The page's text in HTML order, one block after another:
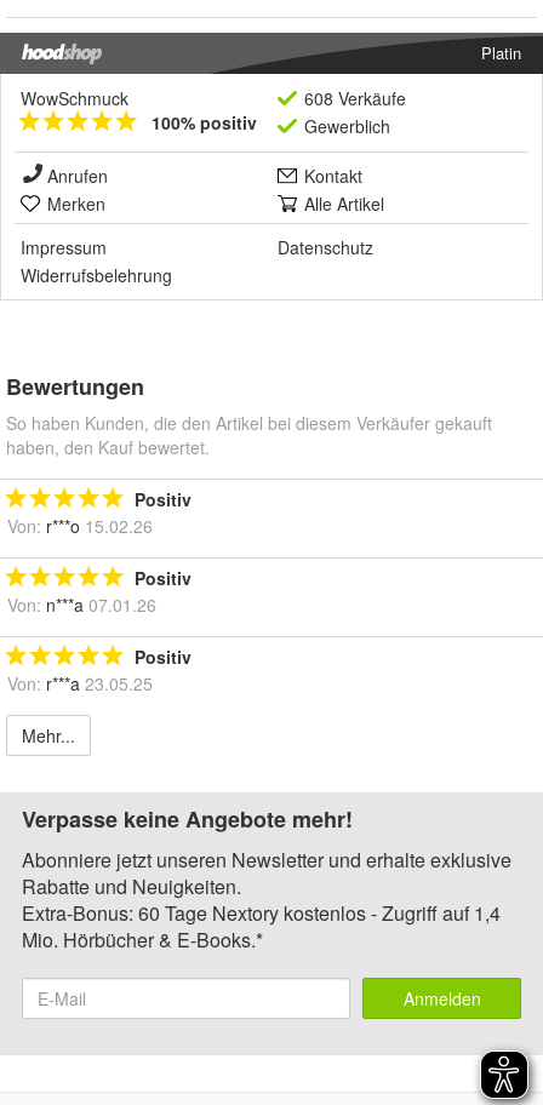
Platin
WowSchmuck
100% positiv
608 Verkäufe
Gewerblich
Anrufen
Kontakt
Merken
Alle Artikel
Impressum
Datenschutz
Widerrufsbelehrung
Bewertungen
So haben Kunden, die den Artikel bei diesem Verkäufer gekauft
haben, den Kauf bewertet.
Positiv
Von: r***o 15.02.26
Positiv
Von: n***a 07.01.26
Positiv
Von: r***a 23.05.25
Mehr...
Verpasse keine Angebote mehr!
Abonniere jetzt unseren Newsletter und erhalte exklusive
Rabatte und Neuigkeiten.
Extra-Bonus: 60 Tage Nextory kostenlos - Zugriff auf 1,4
Mio. Hörbücher & E-Books.*
Anmelden